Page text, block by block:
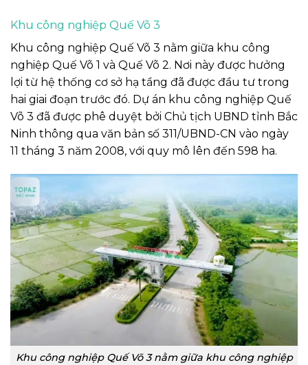
Khu công nghiệp Quế Võ 3
Khu công nghiệp Quế Võ 3 nằm giữa khu công
nghiệp Quế Võ 1 và Quế Võ 2. Nơi này được hưởng
lợi từ hệ thống cơ sở hạ tầng đã được đầu tư trong
hai giai đoạn trước đó. Dự án khu công nghiệp Quế
Võ 3 đã được phê duyệt bởi Chủ tịch UBND tỉnh Bắc
Ninh thông qua văn bản số 311/UBND-CN vào ngày
11 tháng 3 năm 2008, với quy mô lên đến 598 ha.
Khu công nghiệp Quế Võ 3 nằm giữa khu công nghiệp